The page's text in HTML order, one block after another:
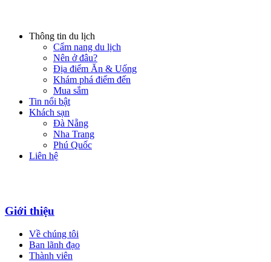
Thông tin du lịch
Cẩm nang du lịch
Nên ở đâu?
Địa điểm Ăn & Uống
Khám phá điểm đến
Mua sắm
Tin nổi bật
Khách sạn
Đà Nẵng
Nha Trang
Phú Quốc
Liên hệ
Giới thiệu
Về chúng tôi
Ban lãnh đạo
Thành viên